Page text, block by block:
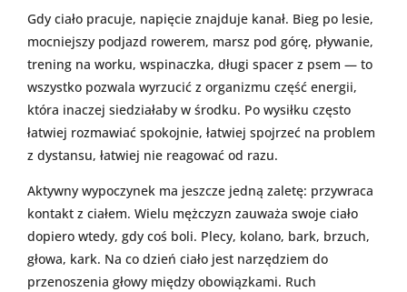
Gdy ciało pracuje, napięcie znajduje kanał. Bieg po lesie,
mocniejszy podjazd rowerem, marsz pod górę, pływanie,
trening na worku, wspinaczka, długi spacer z psem — to
wszystko pozwala wyrzucić z organizmu część energii,
która inaczej siedziałaby w środku. Po wysiłku często
łatwiej rozmawiać spokojnie, łatwiej spojrzeć na problem
z dystansu, łatwiej nie reagować od razu.
Aktywny wypoczynek ma jeszcze jedną zaletę: przywraca
kontakt z ciałem. Wielu mężczyzn zauważa swoje ciało
dopiero wtedy, gdy coś boli. Plecy, kolano, bark, brzuch,
głowa, kark. Na co dzień ciało jest narzędziem do
przenoszenia głowy między obowiązkami. Ruch